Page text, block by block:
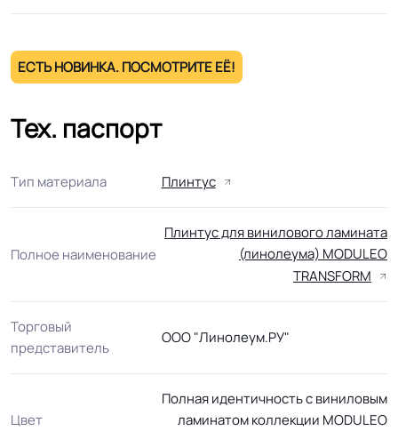
ЕСТЬ НОВИНКА. ПОСМОТРИТЕ ЕЁ!
Тех. паспорт
Тип материала Плинтус
Полное наименование
Плинтус для винилового ламината
(линолеума) MODULEO
TRANSFORM
Торговый
представитель
ООО "Линолеум.РУ"
Цвет
Полная идентичность с виниловым
ламинатом коллекции MODULEO